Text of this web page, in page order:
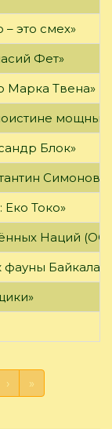
– это смех»
Фет»
Марка Твена»
Блок»
Симонов»
Токо»
Наций
Байкала»
› »